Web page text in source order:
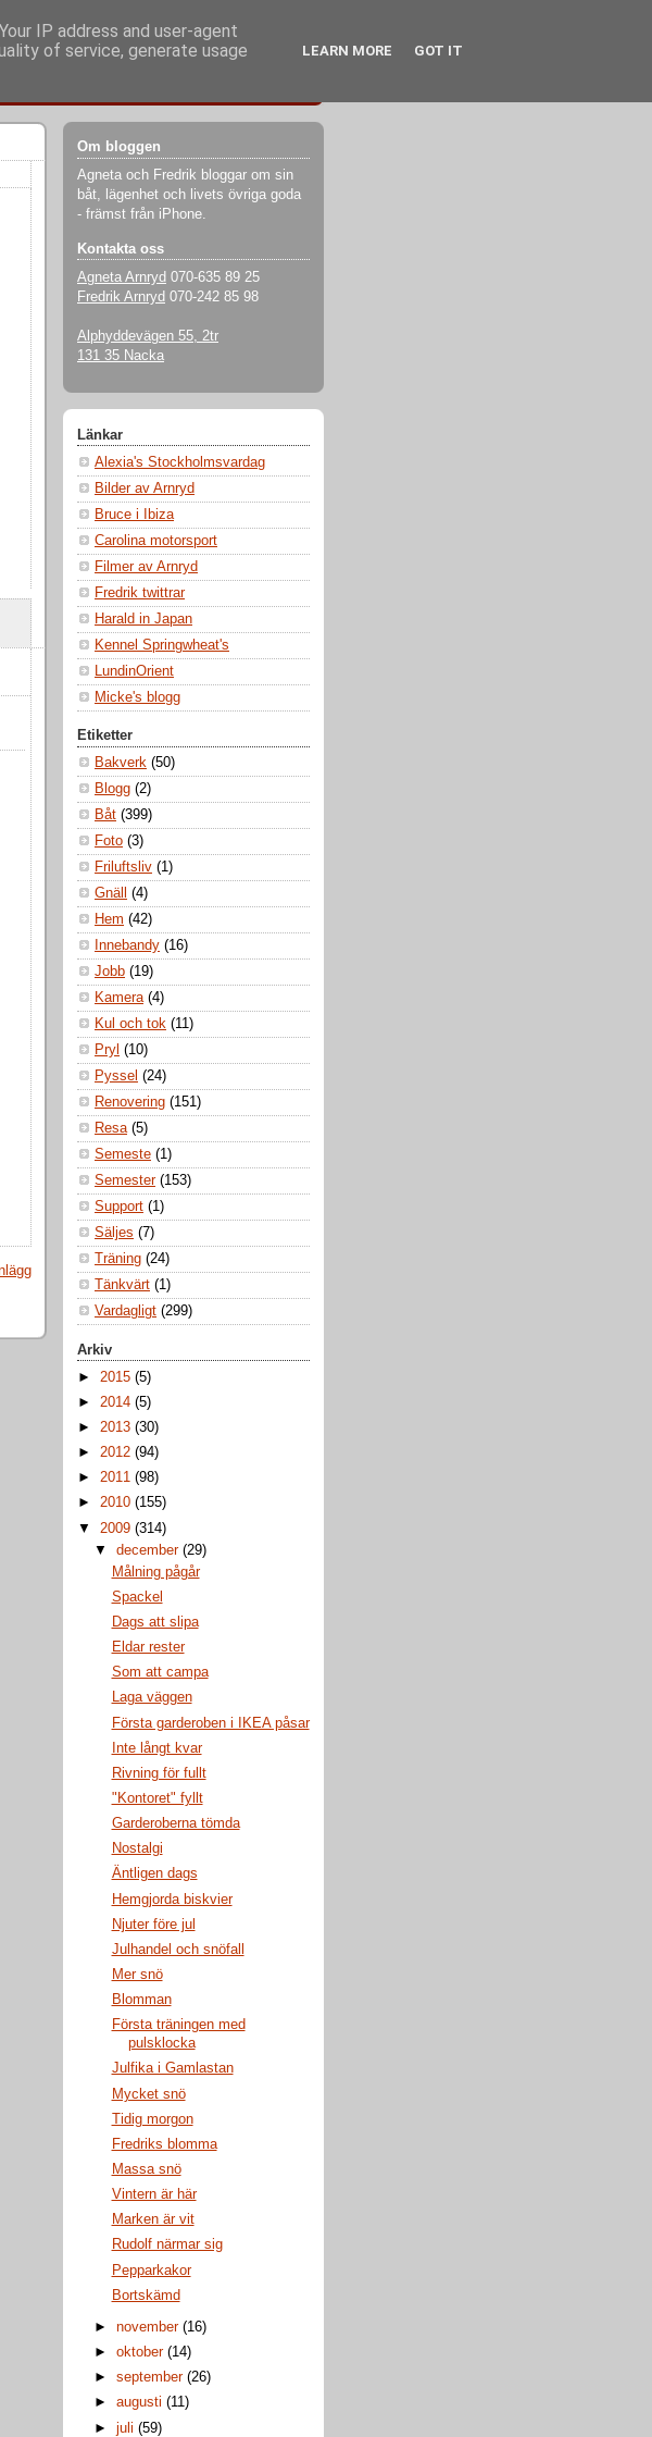
Om bloggen
Agneta och Fredrik bloggar om sin
båt, lägenhet och livets övriga goda
- främst från iPhone.
Kontakta oss
Agneta Arnryd 070-635 89 25
Fredrik Arnryd 070-242 85 98
Alphyddevägen 55, 2tr
131 35 Nacka
Länkar
Alexia's Stockholmsvardag
Bilder av Arnryd
Bruce i Ibiza
Carolina motorsport
Filmer av Arnryd
Fredrik twittrar
Harald in Japan
Kennel Springwheat's
LundinOrient
Micke's blogg
Etiketter
Bakverk (50)
Blogg (2)
Båt (399)
Foto (3)
Friluftsliv (1)
Gnäll
(4)
Hem (42)
Innebandy (16)
Jobb (19)
Kamera (4)
Kul och tok (11)
Pryl (10)
Pyssel (24)
Renovering (151)
Resa (5)
Semeste (1)
Semester (153)
Support (1)
Säljes (7)
Träning (24)
Tänkvärt (1)
Vardagligt (299)
Arkiv
► 2015 (5)
► 2014 (5)
► 2013 (30)
► 2012 (94)
► 2011 (98)
► 2010 (155)
▼ 2009 (314)
▼december(29)
Målning pågår
Spackel
Dags att slipa
Eldar rester
Som att campa
Laga väggen
Första garderoben i IKEA påsar
Inte långt kvar
Rivning för fullt
"Kontoret" fyllt
Garderoberna tömda
Nostalgi
Äntligen dags
Hemgjorda biskvier
Njuter före jul
Julhandel och snöfall
Mer snö
Blomman
Första träningen med
pulsklocka
Julfika i Gamlastan
Mycket snö
Tidig morgon
Fredriks blomma
Massa snö
Vintern är här
Marken är vit
Rudolf närmar sig
Pepparkakor
Bortskämd
►november(16)
►oktober(14)
►september(26)
►augusti(11)
►juli(59)
IP address and user-agent
of service, generate usage
LEARN MORE GOT IT